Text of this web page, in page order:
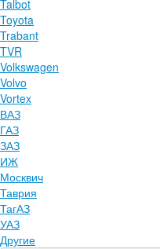
Talbot
Toyota
Trabant
TVR
Volkswagen
Volvo
Vortex
ВАЗ
ГАЗ
ЗАЗ
ИЖ
Москвич
Таврия
ТагАЗ
УАЗ
Другие